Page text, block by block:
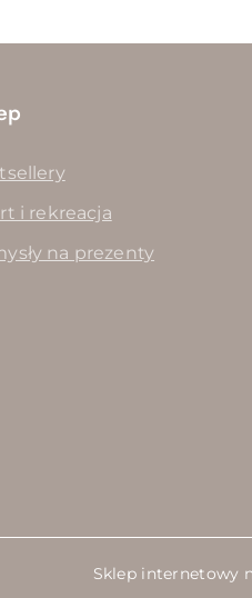
i rekreacja
na prezenty
Sklep internetowy